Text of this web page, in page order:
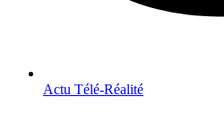
Actu Télé-Réalité